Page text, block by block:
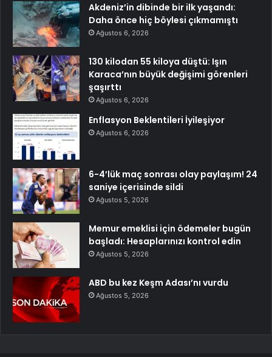
Akdeniz’in dibinde bir ilk yaşandı:
Daha önce hiç böylesi çıkmamıştı
Ağustos 6, 2026
130 kilodan 55 kiloya düştü: Işın
Karaca’nın büyük değişimi görenleri
şaşırttı
Ağustos 6, 2026
Enflasyon Beklentileri İyileşiyor
Ağustos 6, 2026
6-4’lük maç sonrası olay paylaşım! 24
saniye içerisinde sildi
Ağustos 5, 2026
Memur emeklisi için ödemeler bugün
başladı: Hesaplarınızı kontrol edin
Ağustos 5, 2026
ABD bu kez Keşm Adası’nı vurdu
Ağustos 5, 2026